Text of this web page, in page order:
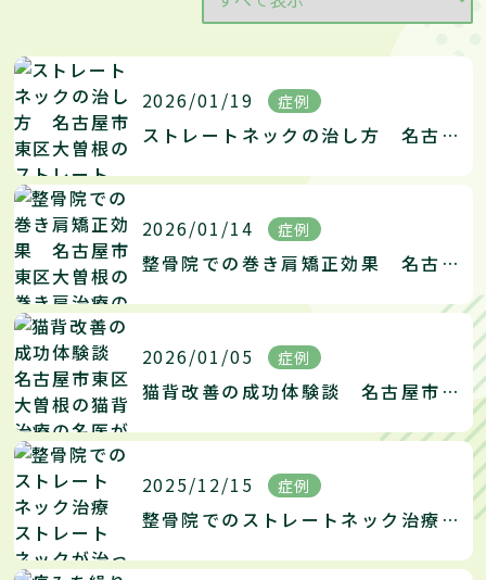
2026/01/19 症例
ストレートネックの治し方 名古屋市東区大曽根のストレートネック治療の名医がお伝えする改善法
2026/01/14 症例
整骨院での巻き肩矯正効果 名古屋市東区大曽根の巻き肩治療の名医がお伝えする改善法
2026/01/05 症例
猫背改善の成功体験談 名古屋市東区大曽根の猫背治療の名医がお伝えする改善法
2025/12/15 症例
整骨院でのストレートネック治療 ストレートネックが治った体験談 名古屋市東区大曽根のストレートネック治療の名医がお伝えする改善法